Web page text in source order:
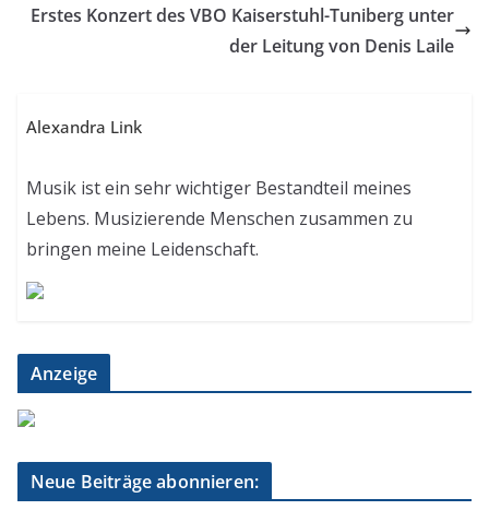
Erstes Konzert des VBO Kaiserstuhl-Tuniberg unter
der Leitung von Denis Laile
Alexandra Link
Musik ist ein sehr wichtiger Bestandteil meines
Lebens. Musizierende Menschen zusammen zu
bringen meine Leidenschaft.
Anzeige
Neue Beiträge abonnieren: